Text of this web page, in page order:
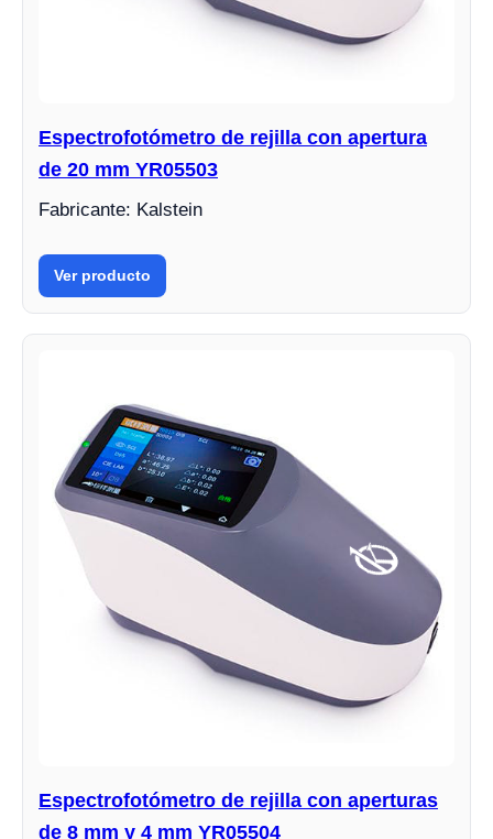
Espectrofotómetro de rejilla con apertura
de 20 mm YR05503
Fabricante: Kalstein
Ver producto
Espectrofotómetro de rejilla con aperturas
de 8 mm y 4 mm YR05504